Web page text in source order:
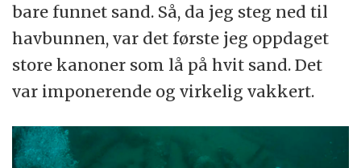
bare funnet sand. Så, da jeg steg ned til
havbunnen, var det første jeg oppdaget
store kanoner som lå på hvit sand. Det
var imponerende og virkelig vakkert.